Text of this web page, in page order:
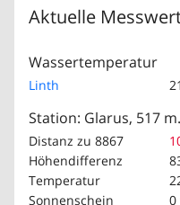
Aktuelle
Wassertemperatur
Linth
Station: Glarus, 517
Distanz zu 8867
Höhendifferenz
Temperatur
Sonnenschein
0